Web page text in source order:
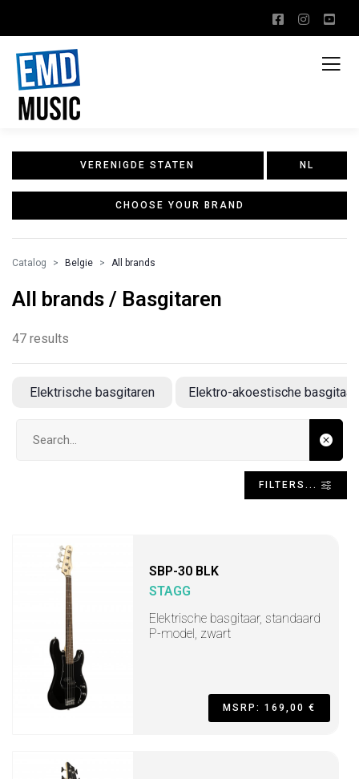
VERENIGDE STATEN NL
CHOOSE YOUR BRAND
Catalog Belgie All brands
All brands / Basgitaren
47 results
Elektrische basgitaren Elektro-akoestische basgitaar
FILTERS...
SBP-30 BLK
STAGG
Elektrische basgitaar, standaard
P-model, zwart
MSRP: 169,00 €